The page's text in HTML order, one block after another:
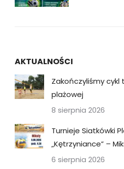
AKTUALNOŚCI
Zakończyliśmy cykl
plażowej
8 sierpnia 2026
Turnieje Siatkówki
„Kętrzyniance” –
6 sierpnia 2026